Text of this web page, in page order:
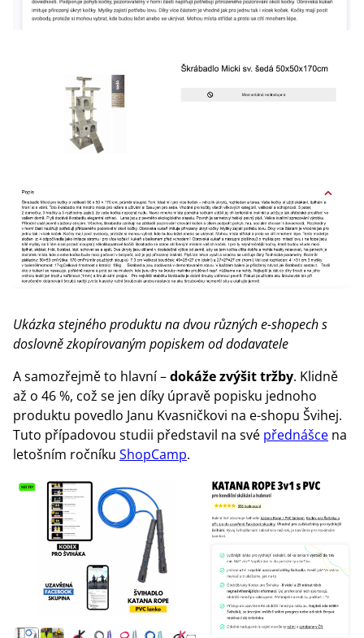
Ukázka stejného produktu na dvou různých e-shopech s
doslovně zkopírovaným popiskem od dodavatele
A samozřejmě to hlavní –dokáže zvýšit tržby. Klidně
až o 46 %, což se jen díky úpravě popisku jednoho
produktu povedlo Janu Kvasničkovi na e-shopu Švihej.
Tuto případovou studii představil na své přednášce na
letošním ročníku ShopCamp.